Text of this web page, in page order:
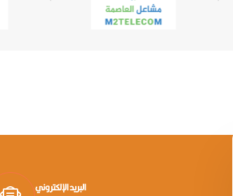
البريد الإلكتروني